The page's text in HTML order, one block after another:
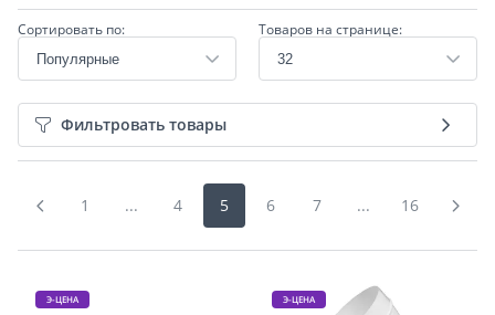
Сортировать по: Товаров на странице:
Фильтровать товары
1 ... 4 5 6 7 ... 16
Э-ЦЕНА Э-ЦЕНА